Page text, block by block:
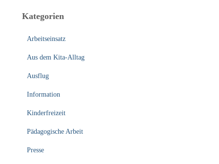
n
Kategorien
Arbeitseinsatz
Aus dem Kita-Alltag
Ausflug
Information
Kinderfreizeit
Pädagogische Arbeit
Presse